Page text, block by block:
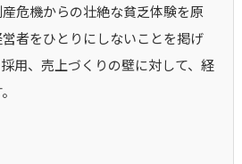
危機からの壮絶な貧乏体験を原
者をひとりにしないことを掲げ
用、売上づくりの壁に対して、経